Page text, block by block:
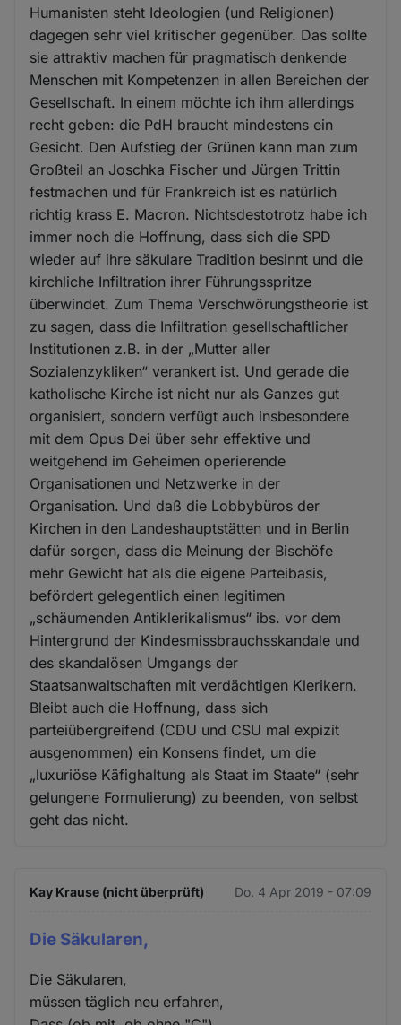
Humanisten steht Ideologien (und Religionen)
dagegen sehr viel kritischer gegenüber. Das sollte
sie attraktiv machen für pragmatisch denkende
Menschen mit Kompetenzen in allen Bereichen der
Gesellschaft. In einem möchte ich ihm allerdings
recht geben: die PdH braucht mindestens ein
Gesicht. Den Aufstieg der Grünen kann man zum
Großteil an Joschka Fischer und Jürgen Trittin
festmachen und für Frankreich ist es natürlich
richtig krass E. Macron. Nichtsdestotrotz habe ich
immer noch die Hoffnung, dass sich die SPD
wieder auf ihre säkulare Tradition besinnt und die
kirchliche Infiltration ihrer Führungsspritze
überwindet. Zum Thema Verschwörungstheorie ist
zu sagen, dass die Infiltration gesellschaftlicher
Institutionen z.B. in der „Mutter aller
Sozialenzykliken“ verankert ist. Und gerade die
katholische Kirche ist nicht nur als Ganzes gut
organisiert, sondern verfügt auch insbesondere
mit dem Opus Dei über sehr effektive und
weitgehend im Geheimen operierende
Organisationen und Netzwerke in der
Organisation. Und daß die Lobbybüros der
Kirchen in den Landeshauptstätten und in Berlin
dafür sorgen, dass die Meinung der Bischöfe
mehr Gewicht hat als die eigene Parteibasis,
befördert gelegentlich einen legitimen
„schäumenden Antiklerikalismus“ ibs. vor dem
Hintergrund der Kindesmissbrauchsskandale und
des skandalösen Umgangs der
Staatsanwaltschaften mit verdächtigen Klerikern.
Bleibt auch die Hoffnung, dass sich
parteiübergreifend (CDU und CSU mal expizit
ausgenommen) ein Konsens findet, um die
„luxuriöse Käfighaltung als Staat im Staate“ (sehr
gelungene Formulierung) zu beenden, von selbst
geht das nicht.
Kay Krause (nicht überprüft) Do. 4 Apr 2019 - 07:09
Die Säkularen,
Die Säkularen,
müssen täglich neu erfahren,